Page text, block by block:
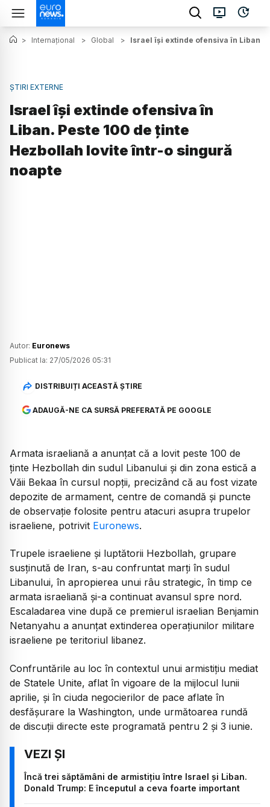
> Internațional > Global > Israel își extinde ofensiva în Liban.
ȘTIRI EXTERNE
Israel își extinde ofensiva în
Liban. Peste 100 de ținte
Hezbollah lovite într-o singură
noapte
Autor: Euronews
Publicat la: 27/05/2026 05:31
DISTRIBUIȚI ACEASTĂ ȘTIRE
ADAUGĂ-NE CA SURSĂ PREFERATĂ PE GOOGLE
Armata israeliană a anunțat că a lovit peste 100 de
ținte Hezbollah din sudul Libanului și din zona estică a
Văii Bekaa în cursul nopții, precizând că au fost vizate
depozite de armament, centre de comandă și puncte
de observație folosite pentru atacuri asupra trupelor
israeliene, potrivit Euronews.
Trupele israeliene și luptătorii Hezbollah, grupare
susținută de Iran, s-au confruntat marți în sudul
Libanului, în apropierea unui râu strategic, în timp ce
armata israeliană și-a continuat avansul spre nord.
Escaladarea vine după ce premierul israelian Benjamin
Netanyahu a anunțat extinderea operațiunilor militare
israeliene pe teritoriul libanez.
Confruntările au loc în contextul unui armistițiu mediat
de Statele Unite, aflat în vigoare de la mijlocul lunii
aprilie, și în ciuda negocierilor de pace aflate în
desfășurare la Washington, unde următoarea rundă
de discuții directe este programată pentru 2 și 3 iunie.
Încă trei săptămâni de armistițiu între Israel și Liban.
Donald Trump: E începutul a ceva foarte important